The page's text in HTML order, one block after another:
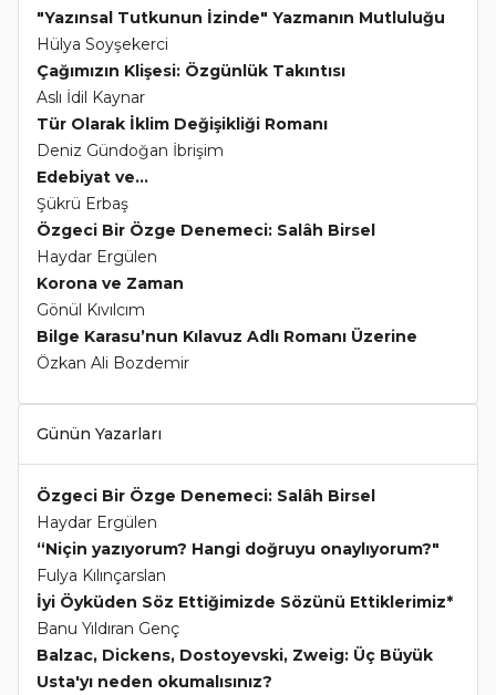
"Yazınsal Tutkunun İzinde" Yazmanın Mutluluğu
Hülya Soyşekerci
Çağımızın Klişesi: Özgünlük Takıntısı
Aslı İdil Kaynar
Tür Olarak İklim Değişikliği Romanı
Deniz Gündoğan İbrişim
Edebiyat ve...
Şükrü Erbaş
Özgeci Bir Özge Denemeci: Salâh Birsel
Haydar Ergülen
Korona ve Zaman
Gönül Kıvılcım
Bilge Karasu’nun Kılavuz Adlı Romanı Üzerine
Özkan Ali Bozdemir
Günün Yazarları
Özgeci Bir Özge Denemeci: Salâh Birsel
Haydar Ergülen
“Niçin yazıyorum? Hangi doğruyu onaylıyorum?"
Fulya Kılınçarslan
İyi Öyküden Söz Ettiğimizde Sözünü Ettiklerimiz*
Banu Yıldıran Genç
Balzac, Dickens, Dostoyevski, Zweig: Üç Büyük
Usta'yı neden okumalısınız?